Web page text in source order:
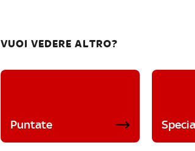
VUOI VEDERE ALTRO?
Puntate